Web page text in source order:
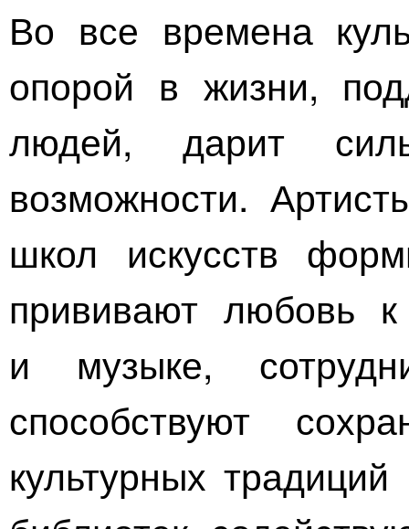
Во все времена
опорой в жизни,
людей, дарит
возможности.
школ искусств
прививают любовь к
и музыке,
способствуют
культурных